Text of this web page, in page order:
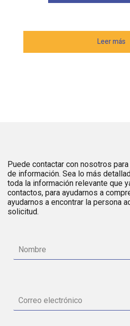
Leer más
Puede contactar con nosotros
de información. Sea lo más
toda la información relevante que
contactos, para ayudarnos a
ayudarnos a encontrar la persona
solicitud.